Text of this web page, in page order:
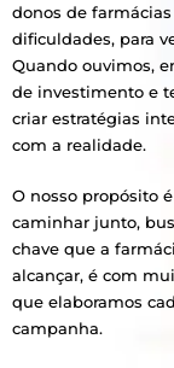
donos de
dificuldades, para
Quando ouvimos,
de investimento e
criar estratégias
com a realidade.
O nosso propósito
caminhar junto,
chave que a
alcançar, é com
que elaboramos
campanha.